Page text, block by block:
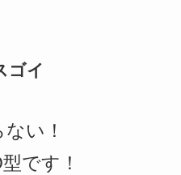
ゴイ
い！
です！